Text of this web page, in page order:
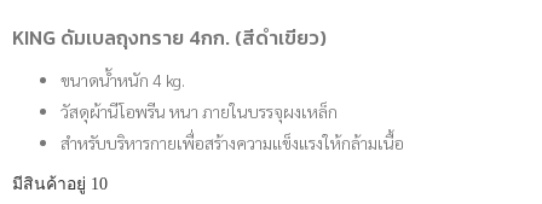
KING ดัมเบลถุงทราย 4กก. (สีดำเขียว)
ขนาดน้ำหนัก 4 kg.
วัสดุผ้านีโอพรีน หนา ภายในบรรจุผงเหล็ก
สำหรับบริหารกายเพื่อสร้างความแข็งแรงให้กล้ามเนื้อ
มีสินค้าอยู่ 10